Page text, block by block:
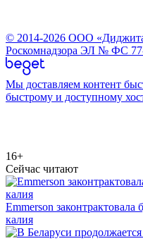
© 2014-2026 ООО
Роскомнадзора ЭЛ № ФС
Мы доставляем контент
быстрому и доступному
16+
Сейчас читают
Emmerson
калия